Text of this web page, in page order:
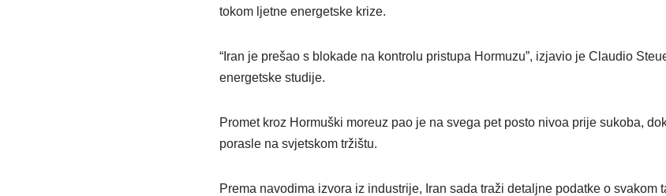
tokom ljetne energetske krize.
“Iran je prešao s blokade na kontrolu pristupa Hormuzu”, izjavio je Claudio
energetske studije.
Promet kroz Hormuški moreuz pao je na svega pet posto nivoa prije sukoba,
porasle na svjetskom tržištu.
Prema navodima izvora iz industrije, Iran sada traži detaljne podatke o svakom